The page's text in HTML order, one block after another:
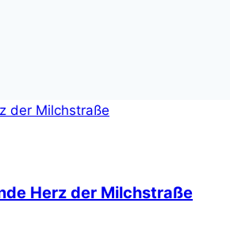
Herz der Milchstraße